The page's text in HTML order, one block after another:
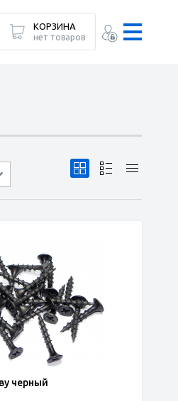
черный
КОРЗИНА
нет товаров